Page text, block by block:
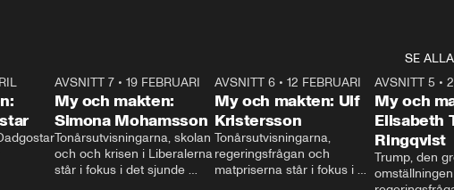
SE ALLA
24:30
AVSNITT 7• 19 FEBRUARI
My och makten:
Simona Mohamsson
Tonårsutvisningarna, skolan
och och krisen i Liberalerna
står i fokus i det sjunde
27:30
AVSNITT 6 •12 FEBRUARI
My och makten: Ulf
Kristersson
Tonårsutvisningarna,
regeringsfrågan och
matpriserna står i fokus i
AVSNITT 5 •
My och
Elisabeth
Ringqvist
Trump, den